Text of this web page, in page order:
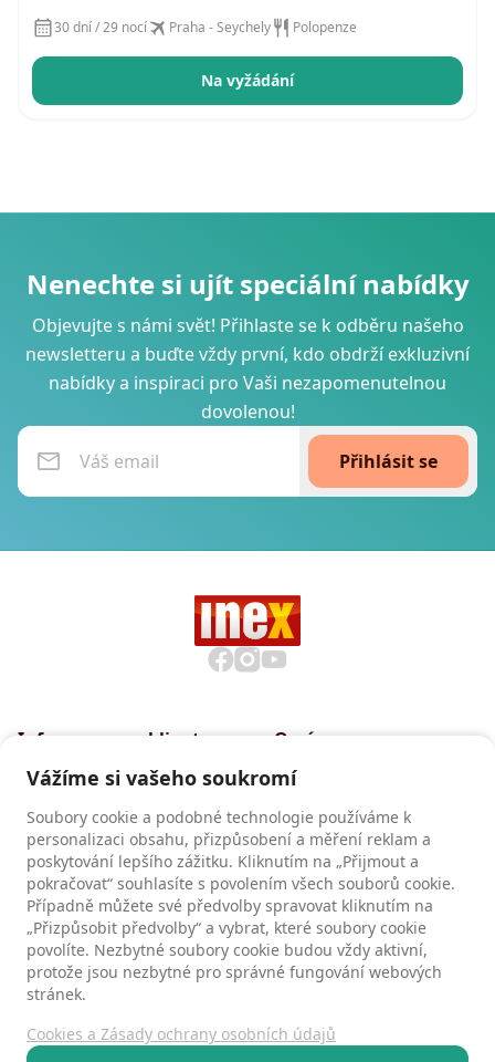
30 dní / 29 nocí Praha - Seychely Polopenze
Na vyžádání
Nenechte si ujít speciální nabídky
Objevujte s námi svět! Přihlaste se k odběru našeho
newsletteru a buďte vždy první, kdo obdrží exkluzivní
nabídky a inspiraci pro Vaši nezapomenutelnou
dovolenou!
Přihlásit se
Informace pro klienty
podmínky CK INEX
Pojištění CK INEX
Zásady a informace o
zpracování osobních údajů
O nás
Recenze
Recenze našich klientů
Kontakty
Vážíme si vašeho soukromí
Soubory cookie a podobné technologie používáme k
personalizaci obsahu, přizpůsobení a měření reklam a
poskytování lepšího zážitku. Kliknutím na „Přijmout a
pokračovat“ souhlasíte s povolením všech souborů cookie.
Případně můžete své předvolby spravovat kliknutím na
„Přizpůsobit předvolby“ a vybrat, které soubory cookie
povolíte. Nezbytné soubory cookie budou vždy aktivní,
protože jsou nezbytné pro správné fungování webových
stránek.
Cookies a Zásady ochrany osobních údajů